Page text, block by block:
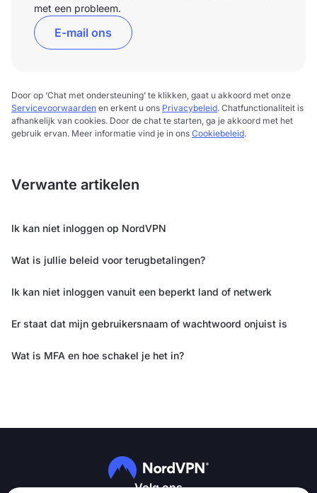
met een probleem.
E-mail ons
Door op ‘Chat met ondersteuning’ te klikken, gaat u akkoord met onze
Servicevoorwaarden en erkent u ons Privacybeleid. Chatfunctionaliteit is
afhankelijk van cookies. Door de chat te starten, ga je akkoord met het
gebruik ervan. Meer informatie vind je in ons Cookiebeleid.
Verwante artikelen
Ik kan niet inloggen op NordVPN
Wat is jullie beleid voor terugbetalingen?
Ik kan niet inloggen vanuit een beperkt land of netwerk
Er staat dat mijn gebruikersnaam of wachtwoord onjuist is
Wat is MFA en hoe schakel je het in?
Volg ons